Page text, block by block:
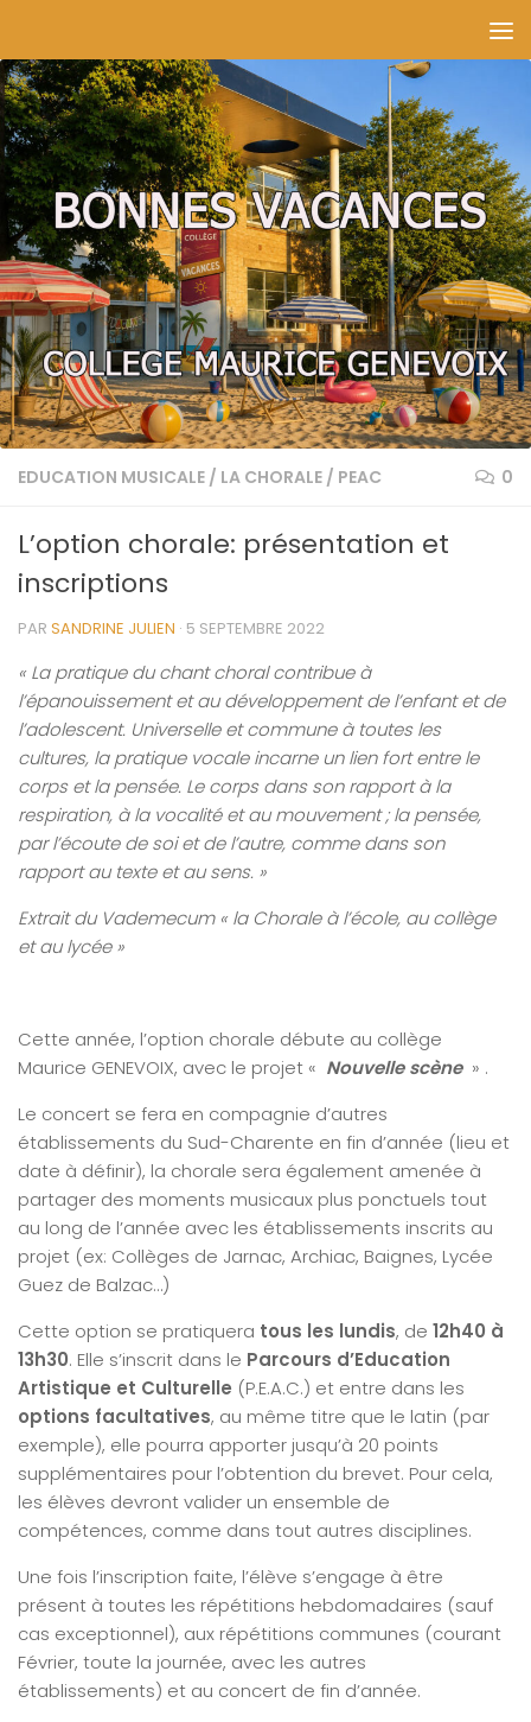
EDUCATION MUSICALE / LA CHORALE / PEAC 0
L’option chorale: présentation et
inscriptions
PAR SANDRINE JULIEN · 5 SEPTEMBRE 2022
« La pratique du chant choral contribue à
l’épanouissement et au développement de l’enfant et de
l’adolescent. Universelle et commune à toutes les
cultures, la pratique vocale incarne un lien fort entre le
corps et la pensée. Le corps dans son rapport à la
respiration, à la vocalité et au mouvement ; la pensée,
par l’écoute de soi et de l’autre, comme dans son
rapport au texte et au sens. »
Extrait du Vademecum « la Chorale à l’école, au collège
et au lycée »
Cette année, l’option chorale débute au collège
Maurice GENEVOIX, avec le projet « Nouvelle scène » .
Le concert se fera en compagnie d’autres
établissements du Sud-Charente en fin d’année (lieu et
date à définir), la chorale sera également amenée à
partager des moments musicaux plus ponctuels tout
au long de l’année avec les établissements inscrits au
projet (ex: Collèges de Jarnac, Archiac, Baignes, Lycée
Guez de Balzac…)
Cette option se pratiquera tous les lundis, de 12h40 à
13h30. Elle s’inscrit dans le Parcours d’Education
Artistique et Culturelle (P.E.A.C.) et entre dans les
options facultatives, au même titre que le latin (par
exemple), elle pourra apporter jusqu’à 20 points
supplémentaires pour l’obtention du brevet. Pour cela,
les élèves devront valider un ensemble de
compétences, comme dans tout autres disciplines.
Une fois l’inscription faite, l’élève s’engage à être
présent à toutes les répétitions hebdomadaires (sauf
cas exceptionnel), aux répétitions communes (courant
Février, toute la journée, avec les autres
établissements) et au concert de fin d’année.